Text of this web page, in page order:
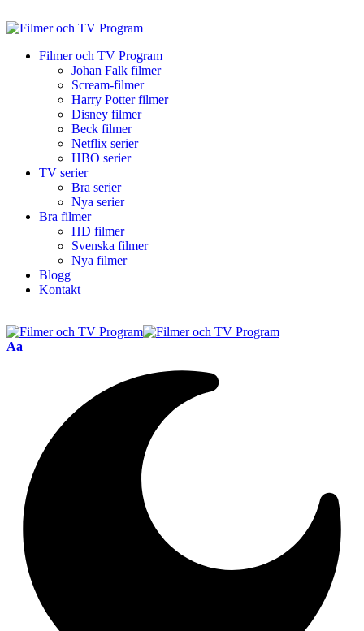
Filmer och TV Program
Johan Falk filmer
Scream-filmer
Harry Potter filmer
Disney filmer
Beck filmer
Netflix serier
HBO serier
TV serier
Bra serier
Nya serier
Bra filmer
HD filmer
Svenska filmer
Nya filmer
Blogg
Kontakt
Aa